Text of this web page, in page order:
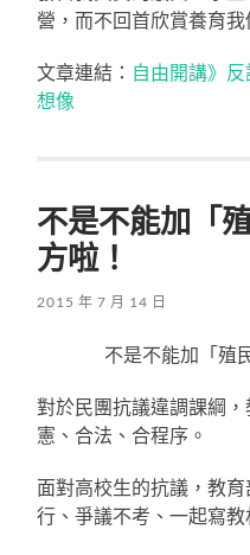
營，而不回首欣賞養育我
文章連結： 自由開講》
想像
不是不能加「
方啦！
2015 年 7 月 14 日
不是不能加「殖
對於民團抗議違調課綱
憲、合法、合程序。
面對高校生的抗議，教
行、爭議不考、一起寫